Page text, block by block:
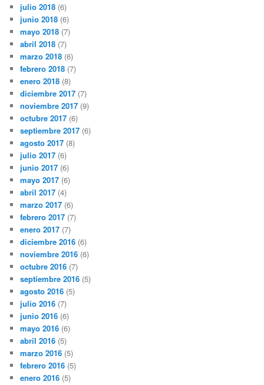
julio 2018 (6)
junio 2018 (6)
mayo 2018 (7)
abril 2018 (7)
marzo 2018 (6)
febrero 2018 (7)
enero 2018 (8)
diciembre 2017 (7)
noviembre 2017 (9)
octubre 2017 (6)
septiembre 2017 (6)
agosto 2017 (8)
julio 2017 (6)
junio 2017 (6)
mayo 2017 (6)
abril 2017 (4)
marzo 2017 (6)
febrero 2017 (7)
enero 2017 (7)
diciembre 2016 (6)
noviembre 2016 (6)
octubre 2016 (7)
septiembre 2016 (5)
agosto 2016 (5)
julio 2016 (7)
junio 2016 (6)
mayo 2016 (6)
abril 2016 (5)
marzo 2016 (5)
febrero 2016 (5)
enero 2016 (5)